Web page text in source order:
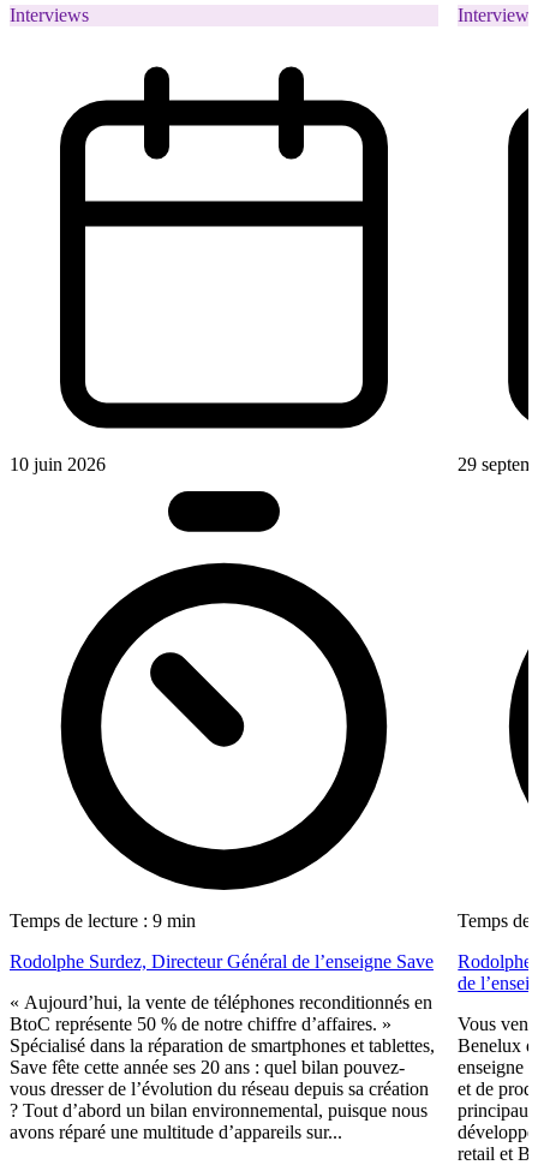
Interviews
10 juin 2026
Temps de lecture : 9 min
Rodolphe Surdez, Directeur Général de l’enseigne Save
« Aujourd’hui, la vente de téléphones reconditionnés en
BtoC représente 50 % de notre chiffre d’affaires. »
Spécialisé dans la réparation de smartphones et tablettes,
Save fête cette année ses 20 ans : quel bilan pouvez-
vous dresser de l’évolution du réseau depuis sa création
? Tout d’abord un bilan environnemental, puisque nous
avons réparé une multitude d’appareils sur...
Interviews
29
Temps de
Rodolphe
de
Vous
Benelux
enseigne
et de
retail et